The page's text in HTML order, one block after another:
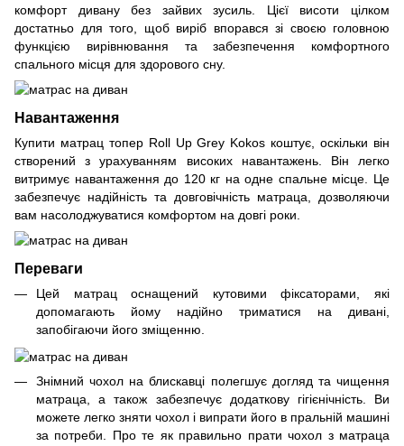
комфорт дивану без зайвих зусиль. Цієї висоти цілком
достатньо для того, щоб виріб впорався зі своєю головною
функцією вирівнювання та забезпечення комфортного
спального місця для здорового сну.
Навантаження
Купити матрац топер Roll Up Grey Kokos коштує, оскільки він
створений з урахуванням високих навантажень. Він легко
витримує навантаження до 120 кг на одне спальне місце. Це
забезпечує надійність та довговічність матраца, дозволяючи
вам насолоджуватися комфортом на довгі роки.
Переваги
Цей матрац оснащений кутовими фіксаторами, які
допомагають йому надійно триматися на дивані,
запобігаючи його зміщенню.
Знімний чохол на блискавці полегшує догляд та чищення
матраца, а також забезпечує додаткову гігієнічність. Ви
можете легко зняти чохол і випрати його в пральній машині
за потреби. Про те як правильно прати чохол з матраца